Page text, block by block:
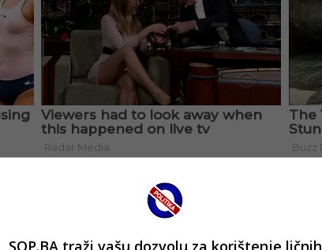
SOP.BA traži vašu dozvolu za korištenje ličnih